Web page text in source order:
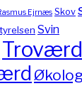
Ejrnæs Skov
Svin